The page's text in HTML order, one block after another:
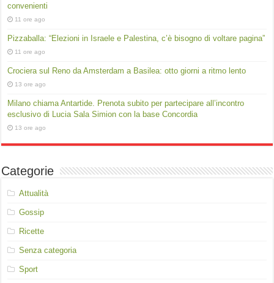
convenienti
11 ore ago
Pizzaballa: “Elezioni in Israele e Palestina, c’è bisogno di voltare pagina”
11 ore ago
Crociera sul Reno da Amsterdam a Basilea: otto giorni a ritmo lento
13 ore ago
Milano chiama Antartide. Prenota subito per partecipare all’incontro
esclusivo di Lucia Sala Simion con la base Concordia
13 ore ago
Categorie
Attualità
Gossip
Ricette
Senza categoria
Sport